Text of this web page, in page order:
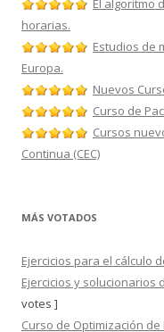
El algoritmo
horarias.
Estudios de
Europa.
Nuevos
Curso de
Cursos
Continua (CEC)
MÁS VOTADOS
Ejercicios para el cálculo
Ejercicios y solucionarios
votes ]
Curso de Optimización